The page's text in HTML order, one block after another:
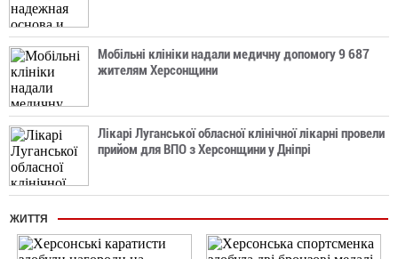
Мобільні клініки надали медичну допомогу 9 687
жителям Херсонщини
Лікарі Луганської обласної клінічної лікарні провели
прийом для ВПО з Херсонщини у Дніпрі
ЖИТТЯ